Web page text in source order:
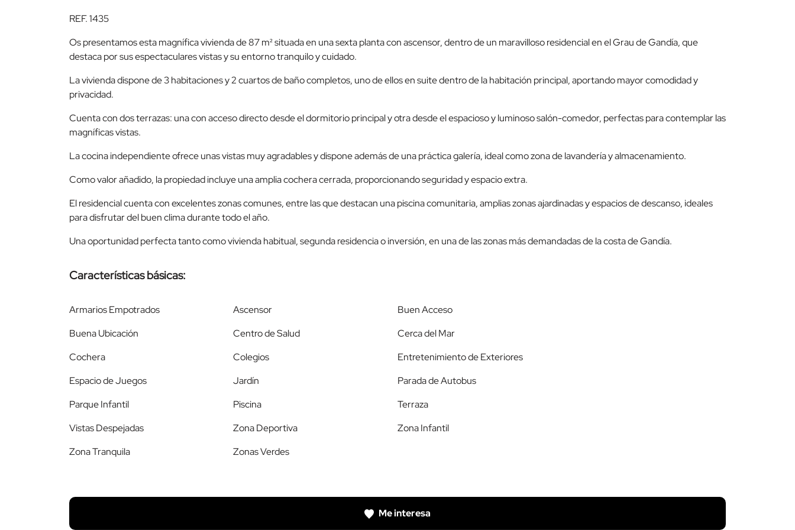
REF. 1435
Os presentamos esta magnífica vivienda de 87 m² situada en una sexta planta con ascensor, dentro de un maravilloso residencial en el Grau de Gandía, que
destaca por sus espectaculares vistas y su entorno tranquilo y cuidado.
La vivienda dispone de 3 habitaciones y 2 cuartos de baño completos, uno de ellos en suite dentro de la habitación principal, aportando mayor comodidad y
privacidad.
Cuenta con dos terrazas: una con acceso directo desde el dormitorio principal y otra desde el espacioso y luminoso salón-comedor, perfectas para contemplar las
magníficas vistas.
La cocina independiente ofrece unas vistas muy agradables y dispone además de una práctica galería, ideal como zona de lavandería y almacenamiento.
Como valor añadido, la propiedad incluye una amplia cochera cerrada, proporcionando seguridad y espacio extra.
El residencial cuenta con excelentes zonas comunes, entre las que destacan una piscina comunitaria, amplias zonas ajardinadas y espacios de descanso, ideales
para disfrutar del buen clima durante todo el año.
Una oportunidad perfecta tanto como vivienda habitual, segunda residencia o inversión, en una de las zonas más demandadas de la costa de Gandía.
Características básicas:
Armarios Empotrados Ascensor
Buen Acceso
Buena Ubicación
Centro de Salud
Cerca del Mar
Cochera
Colegios
Entretenimiento de Exteriores
Espacio de Juegos
Jardín
Parada de Autobus
Parque Infantil
Piscina
Terraza
Vistas Despejadas
Zona Deportiva
Zona Infantil
Zona Tranquila
Zonas Verdes
Me interesa